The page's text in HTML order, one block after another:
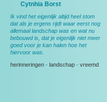
Cytnhia Borst
Ik vind het eigenlijk altijd heel stom
dat als je ergens rijdt waar eerst nog
allemaal landschap was en wat nu
bebouwd is, dat je eigenlijk niet meer
goed voor je kan halen hoe het
hiervoor was.
herinneringen - landschap - vreemd